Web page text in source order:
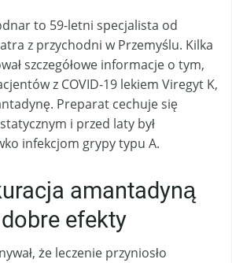
to 59-letni specjalista od
z przychodni w Przemyślu. Kilka
szczegółowe informacje o tym,
z COVID-19 lekiem Viregyt K,
Preparat cechuje się
i przed laty był
infekcjom grypy typu A.
amantadyną
efekty
że leczenie przyniosło